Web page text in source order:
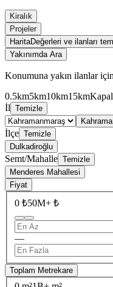
Kiralık
Projeler
HaritaDeğerleri ve ilanları
Yakınımda Ara
Konumuna yakın ilanlar
0.5km5km10km15km
İl Temizle
İlçe Temizle
Dulkadiroğlu
Semt/Mahalle Temizle
Menderes Mahallesi
Fiyat
0 ₺50M+ ₺
—
Toplam Metrekare